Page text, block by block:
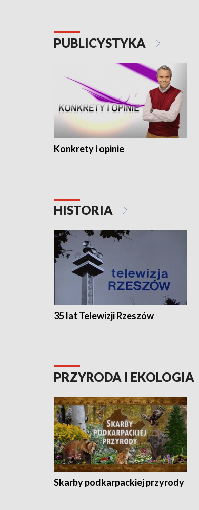
PUBLICYSTYKA
Konkrety i opinie
HISTORIA
35 lat Telewizji Rzeszów
PRZYRODA I EKOLOGIA
Skarby podkarpackiej przyrody